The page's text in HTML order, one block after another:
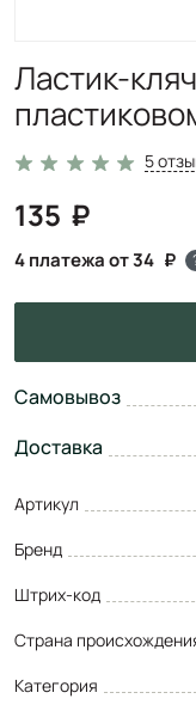
Ластик-
5
135
4 платежа от 34
Самовывоз
Доставка
Артикул
Бренд
Штрих-код
Страна
Категория